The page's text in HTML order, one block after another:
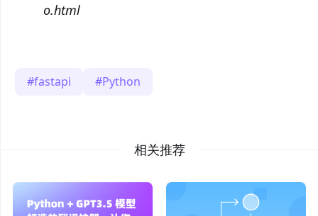
o.html
fastapi Python
相关推荐